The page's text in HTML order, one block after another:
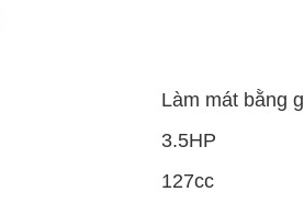
Làm mát bằng
3.5HP
127cc